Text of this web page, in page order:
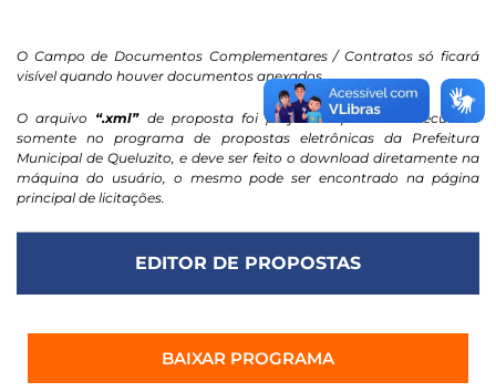
O Campo de Documentos Complementares / Contratos só ficará
visível quando houver documentos anexados.
O arquivo “.xml”de proposta foi projetado para ser executado
somente no programa de propostas eletrônicas da Prefeitura
Municipal de Queluzito, e deve ser feito o download diretamente na
máquina do usuário, o mesmo pode ser encontrado na página
principal de licitações.
EDITOR DE PROPOSTAS
BAIXAR PROGRAMA